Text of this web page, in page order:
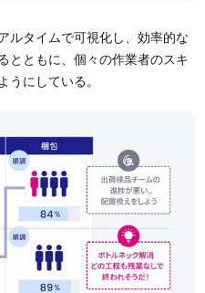
ルタイムで可視化し、効率的な
とともに、個々の作業者のスキ
うにしている。